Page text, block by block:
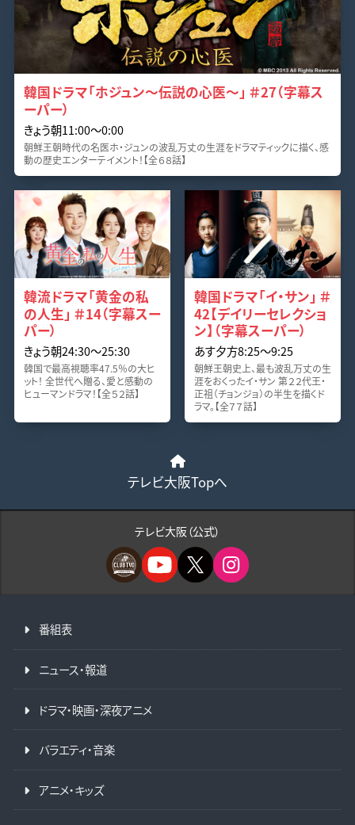
韓国ドラマ「ホジュン～伝説の心医～」 ＃27（字幕ス
ーパー）
きょう朝11:00～0:00
朝鮮王朝時代の名医ホ・ジュンの波乱万丈の生涯をドラマティックに描く、感
動の歴史エンターテイメント！【全６８話】
韓流ドラマ「黄金の私
の人生」 ＃14（字幕スー
パー）
きょう朝24:30～25:30
韓国で最高視聴率47.5％の大ヒ
ット！ 全世代へ贈る、愛と感動の
ヒューマンドラマ！【全５２話】
韓国ドラマ「イ・サン」 ＃
42【デイリーセレクショ
ン】（字幕スーパー）
あす夕方8:25～9:25
朝鮮王朝史上、最も波乱万丈の生
涯をおくったイ・サン 第２２代王・
正祖（チョンジョ）の半生を描くド
ラマ。【全７７話】
テレビ大阪Topへ
テレビ大阪（公式）
番組表
ニュース・報道
ドラマ・映画・深夜アニメ
バラエティ・音楽
アニメ・キッズ